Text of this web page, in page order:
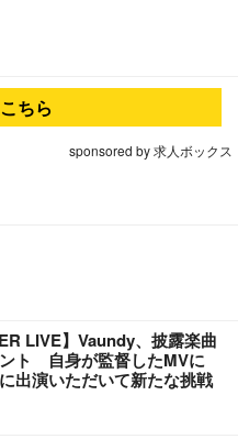
ちら
sponsored by 求人ボックス
LIVE】Vaundy、披露楽曲
ト 自身が監督したMVに
出演いただいて新たな挑戦